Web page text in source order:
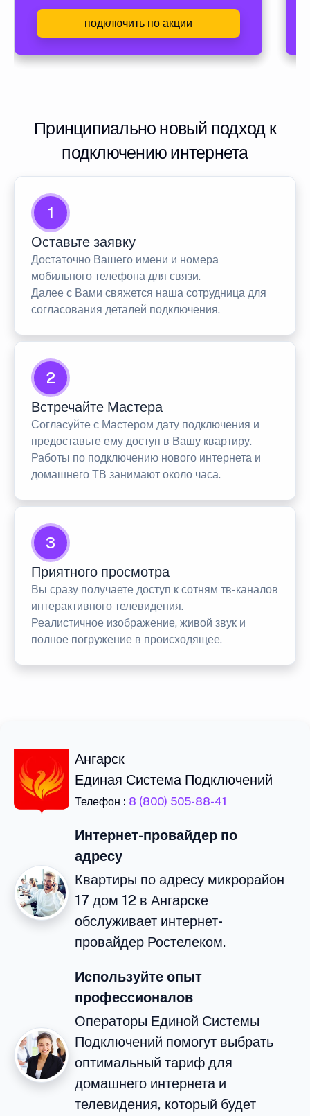
подключить по акции
Принципиально новый подход к
подключению интернета
1
Оставьте заявку
Достаточно Вашего имени и номера
мобильного телефона для связи.
Далее с Вами свяжется наша сотрудница для
согласования деталей подключения.
2
Встречайте Мастера
Согласуйте с Мастером дату подключения и
предоставьте ему доступ в Вашу квартиру.
Работы по подключению нового интернета и
домашнего ТВ занимают около часа.
3
Приятного просмотра
Вы сразу получаете доступ к сотням тв-каналов
интерактивного телевидения.
Реалистичное изображение, живой звук и
полное погружение в происходящее.
Ангарск
Единая Система Подключений
Телефон : 8 (800) 505-88-41
Интернет-провайдер по
адресу
Квартиры по адресу микрорайон
17 дом 12 в Ангарске
обслуживает интернет-
провайдер Ростелеком.
Используйте опыт
профессионалов
Операторы Единой Системы
Подключений помогут выбрать
оптимальный тариф для
домашнего интернета и
телевидения, который будет